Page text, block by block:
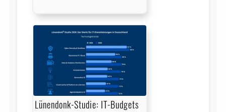
Lünendonk-Studie: IT-Budgets